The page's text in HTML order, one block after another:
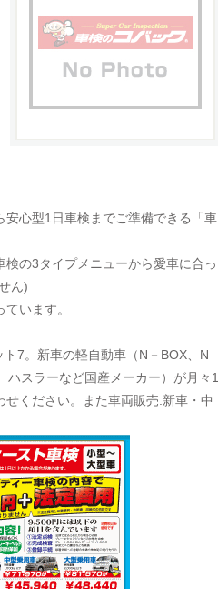
心型1日車検までご準備できる「車
の3タイプメニューから愛車に合っ
ん)
います。
7。新車の軽自動車（N－BOX、N
ハスラーなど国産メーカー）が月々1
ください。また車両販売.新車・中